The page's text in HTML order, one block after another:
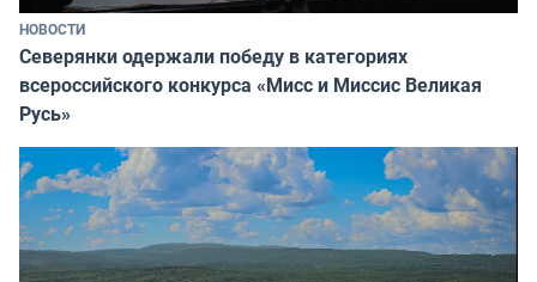
НОВОСТИ
Северянки одержали победу в категориях
всероссийского конкурса «Мисс и Миссис Великая
Русь»